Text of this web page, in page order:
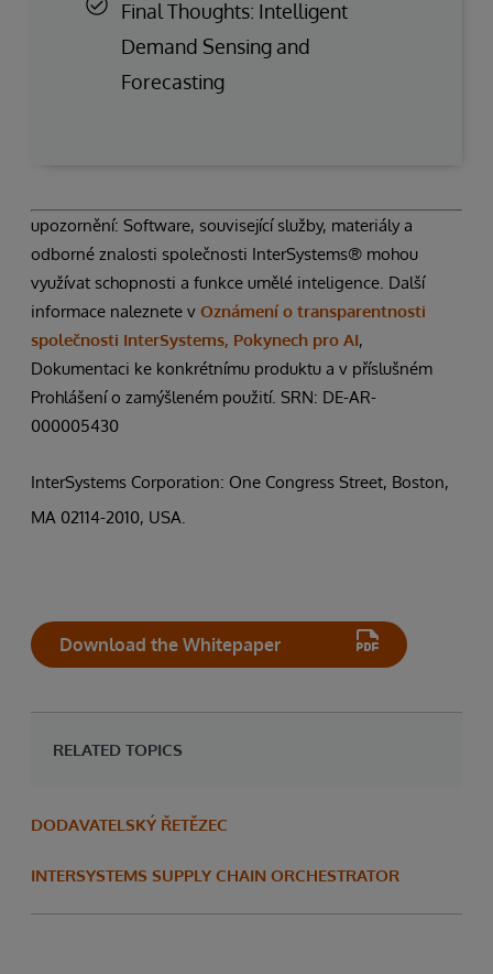
Final Thoughts: Intelligent
Demand Sensing and
Forecasting
upozornění: Software, související služby, materiály a
odborné znalosti společnosti InterSystems® mohou
využívat schopnosti a funkce umělé inteligence. Další
informace naleznete v Oznámení o transparentnosti
společnosti InterSystems, Pokynech pro AI,
Dokumentaci ke konkrétnímu produktu a v příslušném
Prohlášení o zamýšleném použití. SRN: DE-AR-
000005430
InterSystems Corporation: One Congress Street, Boston,
MA 02114-2010, USA.
Download the Whitepaper
RELATED TOPICS
DODAVATELSKÝ ŘETĚZEC
INTERSYSTEMS SUPPLY CHAIN ORCHESTRATOR